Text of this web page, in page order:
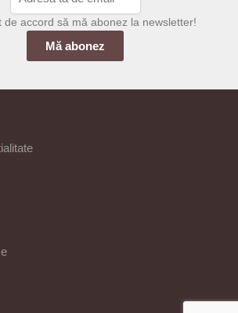
accord să mă abonez la newsletter!